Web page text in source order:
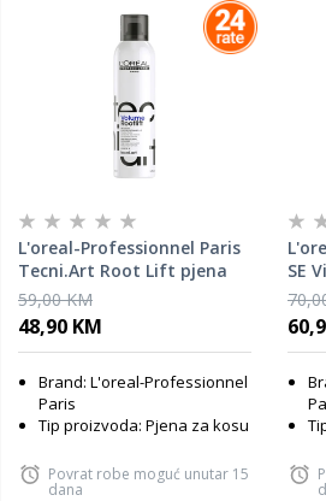
L'oreal-Professionnel Paris
Tecni.Art Root Lift pjena
za kosu LP160262, 250 ml
59,00 KM
48,90 KM
Brand: L'oreal-Professionnel
Paris
Tip proizvoda: Pjena za kosu
Povrat robe moguć unutar 15
dana
SE